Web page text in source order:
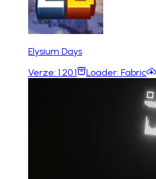
Elysium Days
Verze: 1.20.1 Loader: Fabric